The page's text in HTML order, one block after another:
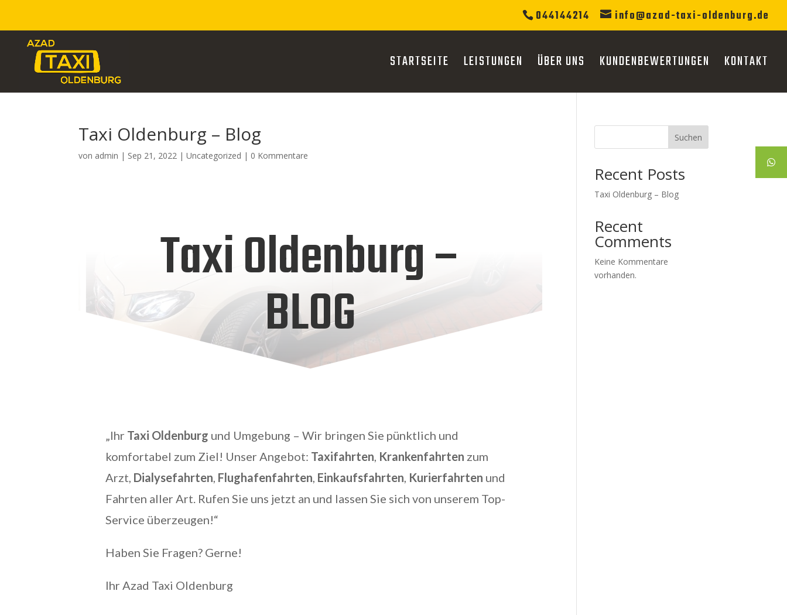
044144214 info@azad-taxi-oldenburg.de
STARTSEITE LEISTUNGEN ÜBER UNS KUNDENBEWERTUNGEN KONTAKT
Taxi Oldenburg – Blog
von admin | Sep 21, 2022 |Uncategorized | 0 Kommentare
Taxi Oldenburg –
BLOG
„Ihr Taxi Oldenburg und Umgebung – Wir bringen Sie pünktlich und
komfortabel zum Ziel! Unser Angebot: Taxifahrten, Krankenfahrten zum
Arzt, Dialysefahrten, Flughafenfahrten, Einkaufsfahrten, Kurierfahrten und
Fahrten aller Art. Rufen Sie uns jetzt an und lassen Sie sich von unserem Top-
Service überzeugen!“
Haben Sie Fragen? Gerne!
Ihr Azad Taxi Oldenburg
Suchen
Recent Posts
Taxi Oldenburg – Blog
Recent
Comments
Keine Kommentare
vorhanden.